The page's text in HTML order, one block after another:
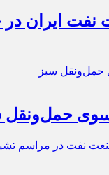
نفت ایران در
سوی حمل‌ونقل